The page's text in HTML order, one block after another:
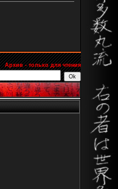
Архив - только для чтения